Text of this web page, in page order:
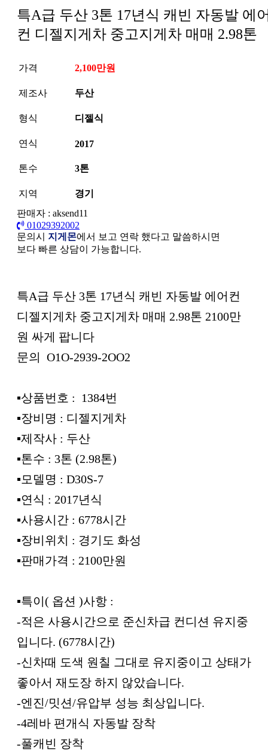
특A급 두산 3톤 17년식 캐빈 자동발 에
컨 디젤지게차 중고지게차 매매 2.98톤
가격 2,100만원
제조사 두산
형식 디젤식
연식 2017
톤수 3톤
지역
경기
판매자 : aksend11
01029392002
문의시 지게몬에서 보고 연락 했다고 말씀하시면
보다 빠른 상담이 가능합니다.
본문
특A급 두산 3톤 17년식 캐빈 자동발 에어컨
디젤지게차 중고지게차 매매 2.98톤 2100만
원 싸게 팝니다
문의 O1O-2939-2OO2
▪︎상품번호 : 1384번
▪︎장비명 : 디젤지게차
▪︎제작사 : 두산
▪︎톤수 : 3톤 (2.98톤)
▪︎모델명 : D30S-7
▪︎연식 : 2017년식
▪︎사용시간 : 6778시간
▪︎장비위치 : 경기도 화성
▪︎판매가격 : 2100만원
▪︎특이( 옵션 )사항 :
-적은 사용시간으로 준신차급 컨디션 유지중
입니다. (6778시간)
-신차때 도색 원칠 그대로 유지중이고 상태가
좋아서 재도장 하지 않았습니다.
-엔진/밋션/유압부 성능 최상입니다.
-4레바 편개식 자동발 장착
-풀캐빈 장착